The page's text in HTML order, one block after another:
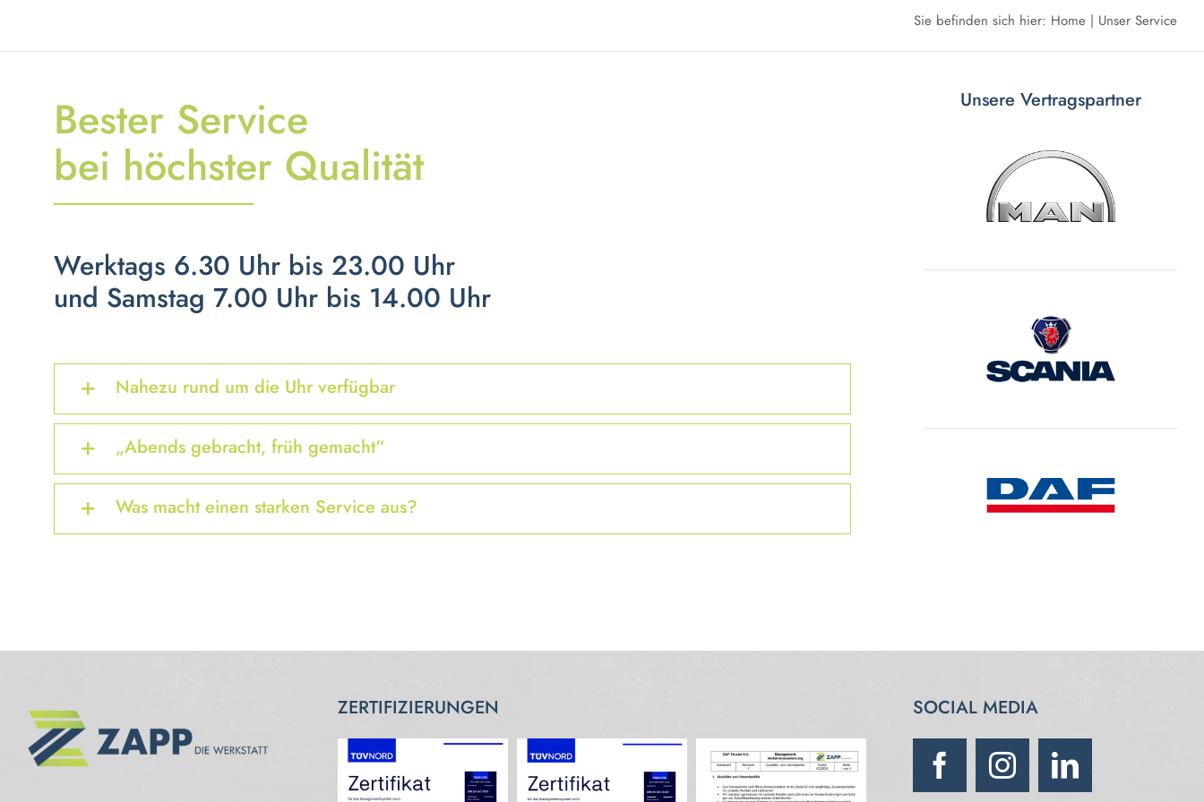
Sie befinden sich hier: Home Unser Service
Bester Service
bei höchster Qualität
Werktags 6.30 Uhr bis 23.00 Uhr
und Samstag 7.00 Uhr bis 14.00 Uhr
Nahezu rund um die Uhr verfügbar
„Abends gebracht, früh gemacht“
Was macht einen starken Service aus?
Unsere Vertragspartner
ZERTIFIZIERUNGEN SOCIAL MEDIA